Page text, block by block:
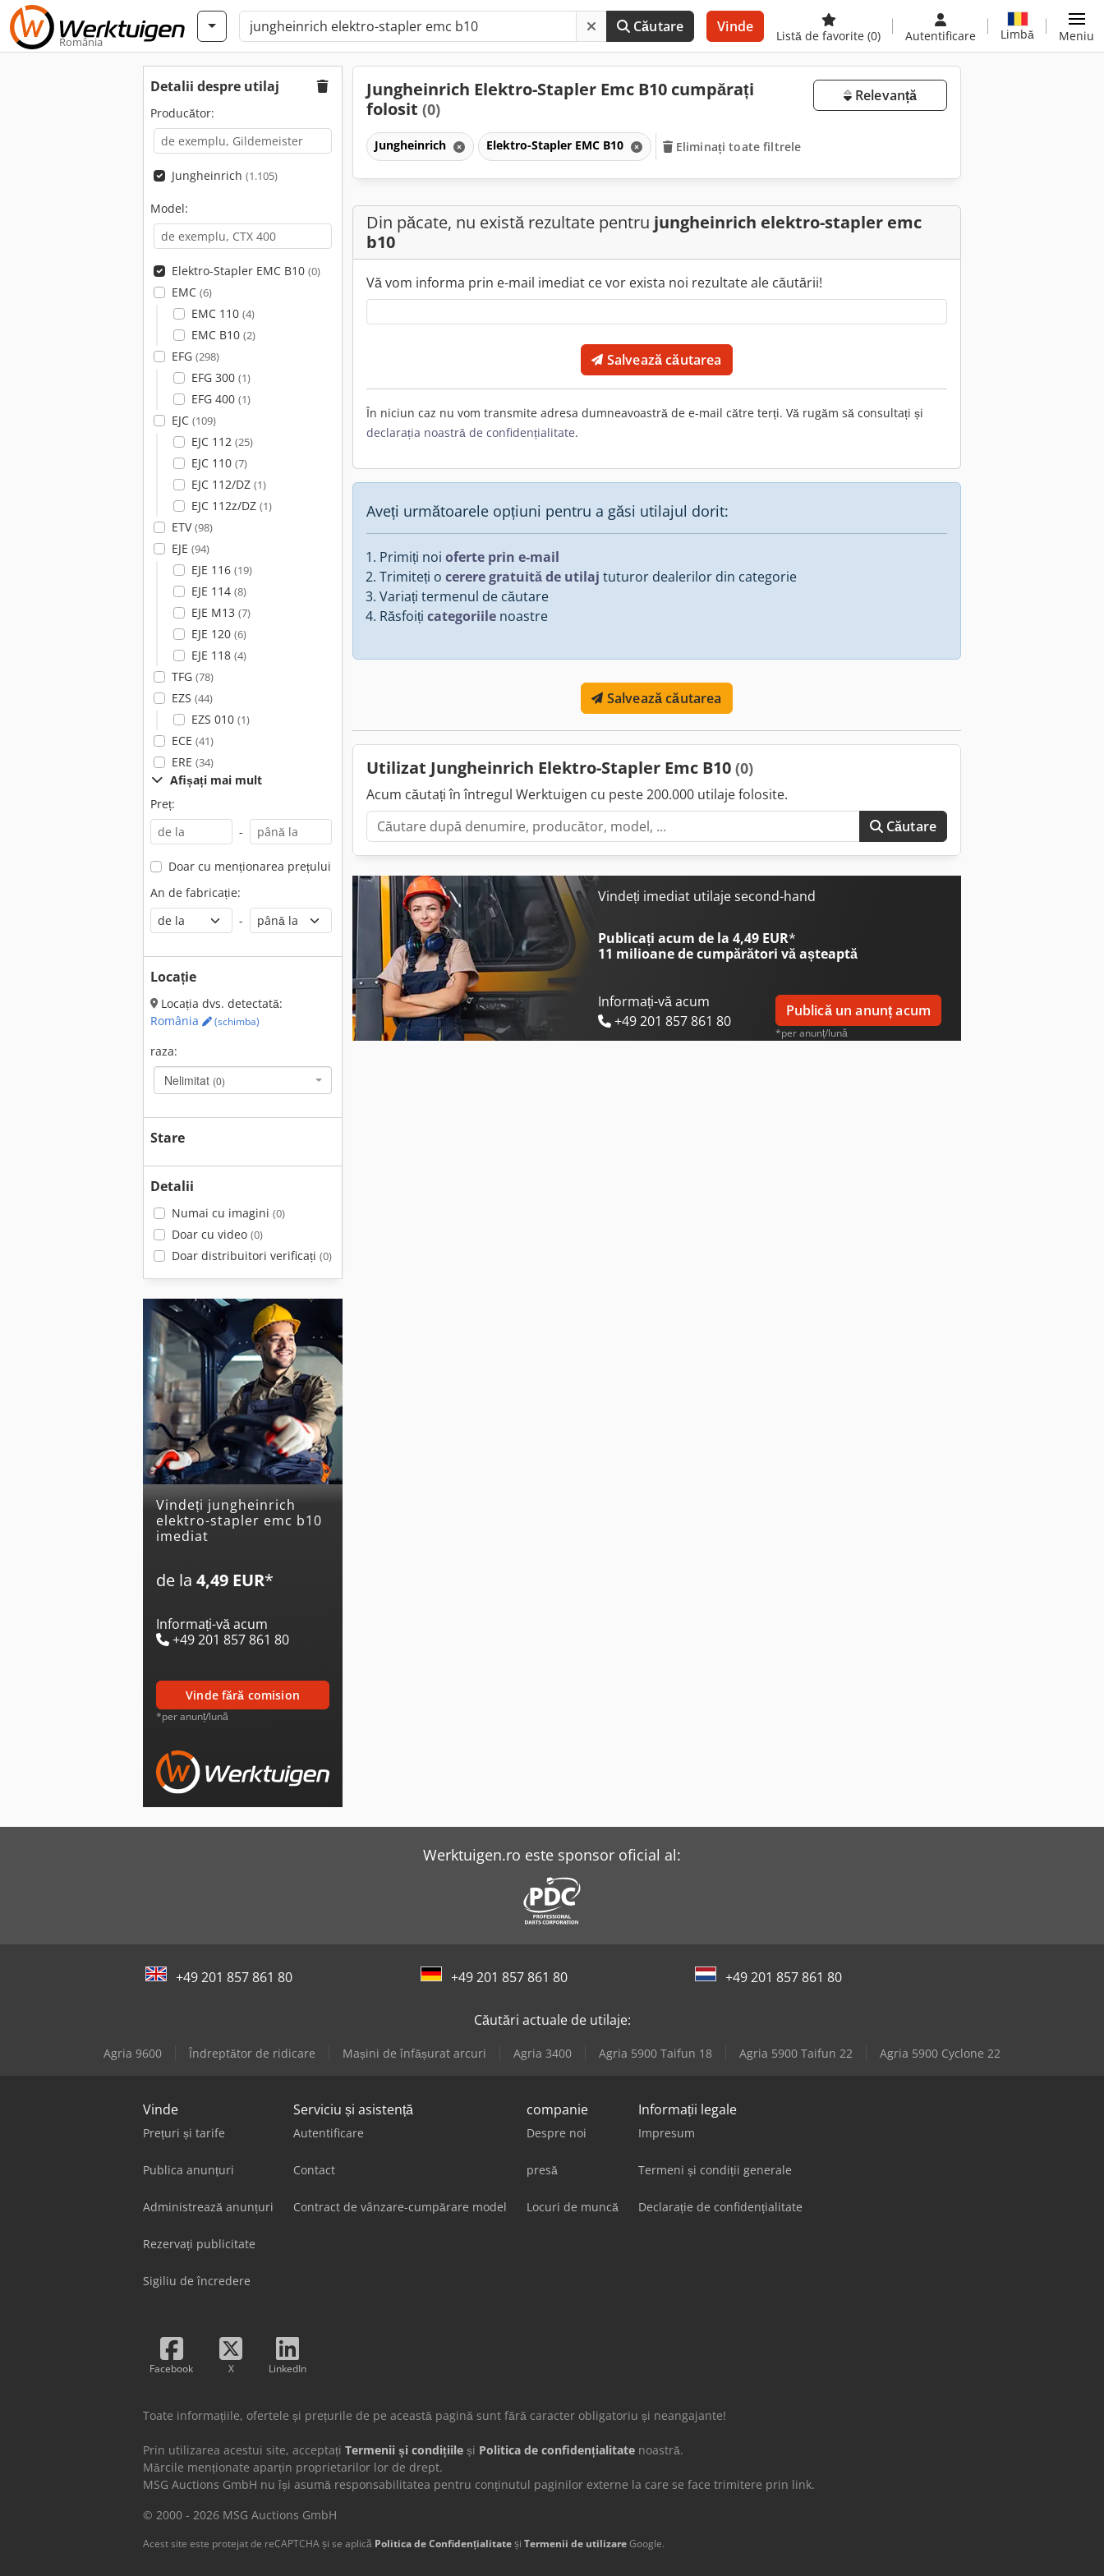
România
Căutare Vinde
Listă de favorite (0) Autentificare Limbă Meniu
Detalii despre utilaj
Producător:
Jungheinrich (1.105)
Model:
Elektro-Stapler EMC B10 (0)
EMC (6)
EMC 110 (4)
EMC B10 (2)
EFG (298)
EFG 300 (1)
EFG 400 (1)
EJC (109)
EJC 112 (25)
EJC 110 (7)
EJC 112/DZ (1)
EJC 112z/DZ (1)
ETV(98)
EJE (94)
EJE 116 (19)
EJE 114 (8)
EJE M13 (7)
EJE 120 (6)
EJE 118 (4)
TFG (78)
EZS (44)
EZS 010 (1)
ECE (41)
ERE (34)
Afișați mai mult
Preț:
-
Doar cu menționarea prețului
An de fabricație:
-
Locație
Locația dvs. detectată:
România
(schimba)
raza:
Nelimitat (0)
Stare
Detalii
Numai cu imagini (0)
Doar cu video (0)
Doar distribuitori verificați (0)
Vindeți jungheinrich
elektro-stapler emc b10
imediat
de la 4,49 EUR*
Informați-vă acum
+49 201 857 861 80
vinde fără comision
*per anunț/lună
Jungheinrich Elektro-Stapler Emc B10 cumpărați
folosit (0)
Relevanță
Jungheinrich Elektro-Stapler EMC B10 Eliminați toate filtrele
Din păcate, nu există rezultate pentru jungheinrich elektro-stapler emc
b10
Vă vom informa prin e-mail imediat ce vor exista noi rezultate ale căutării!
Salvează căutarea
În niciun caz nu vom transmite adresa dumneavoastră de e-mail către terți. Vă rugăm să consultați și
declarația noastră de confidențialitate.
Aveți următoarele opțiuni pentru a găsi utilajul dorit:
Primiți noi oferte prin e-mail
Trimiteți o cerere gratuită de utilaj tuturor dealerilor din categorie
Variați termenul de căutare
Răsfoiți categoriile noastre
Salvează căutarea
Utilizat Jungheinrich Elektro-Stapler Emc B10 (0)
Acum căutați în întregul Werktuigen cu peste 200.000 utilaje folosite.
Căutare
Vindeți imediat utilaje second-hand
Publicați acum de la 4,49 EUR*
11 milioane de cumpărători vă așteaptă
Informați-vă acum
+49 201 857 861 80
Publică un anunț acum
*per anunț/lună
Werktuigen.ro este sponsor oficial al:
+49 201 857 861 80 +49 201 857 861 80 +49 201 857 861 80
Căutări actuale de utilaje:
Agria 9600 Îndreptător de ridicare Mașini de înfășurat arcuri Agria 3400 Agria 5900 Taifun 18 Agria 5900 Taifun 22 Agria 5900 Cyclone 22
Vinde
Prețuri și tarife
Publica anunțuri
Administrează anunțuri
Rezervați publicitate
Sigiliu de încredere
Serviciu și asistență
Autentificare
Contact
Contract de vânzare-cumpărare model
companie
Despre noi
presă
Locuri de muncă
Informații legale
Impresum
Termeni și condiții generale
Declarație de confidențialitate
Facebook X LinkedIn
Toate informațiile, ofertele și prețurile de pe această pagină sunt fără caracter obligatoriu și neangajante!
Prin utilizarea acestui site, acceptați Termenii și condițiile și Politica de confidențialitate noastră.
Mărcile menționate aparțin proprietarilor lor de drept.
MSG Auctions GmbH nu își asumă responsabilitatea pentru conținutul paginilor externe la care se face trimitere prin link.
© 2000 - 2026 MSG Auctions GmbH
Acest site este protejat de reCAPTCHA și se aplică Politica de Confidențialitateși Termenii de utilizareGoogle.